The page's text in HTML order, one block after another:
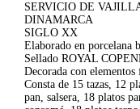
SERVICIO DE
DINAMARCA
SIGLO XX
Elaborado en porcelana
Sellado ROYAL
Decorada con
Consta de 15 tazas, 12
pan, salsera, 18 platos